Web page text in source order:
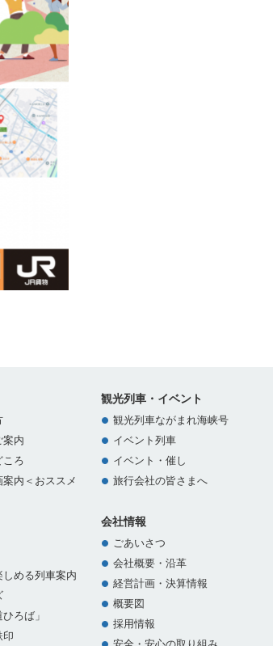
案内
ころ
内＜おススメ
める列車案内
ろば」
印
観光列車・イベント
観光列車ながまれ海峡号
イベント列車
イベント・催し
旅行会社の皆さまへ
会社情報
ごあいさつ
会社概要・沿革
経営計画・決算情報
概要図
採用情報